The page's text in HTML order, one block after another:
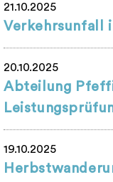
21.10.2025
Verkehrsunfall
20.10.2025
Abteilung
19.10.2025